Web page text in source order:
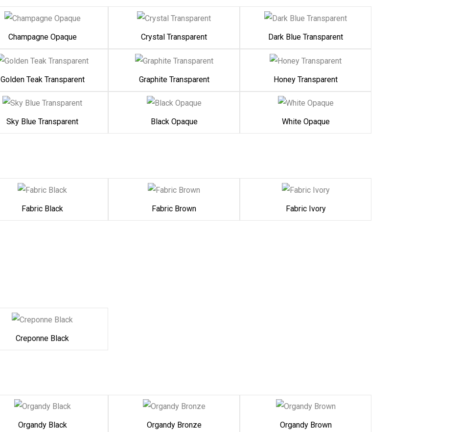
Champagne Opaque Crystal Transparent Dark Blue Transparent
Golden Teak Transparent Graphite Transparent Honey Transparent
Sky Blue Transparent Black Opaque White Opaque
Fabric Black Fabric Brown Fabric Ivory
Creponne Black
Organdy Black Organdy Bronze Organdy Brown